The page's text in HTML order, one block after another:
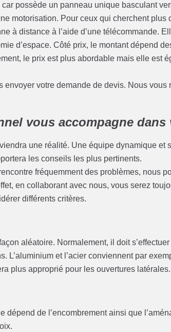
possède un panneau unique basculant
motorisation. Pour ceux qui cherchent plus
à distance à l’aide d’une télécommande.
d’espace. Côté prix, le montant dépend
le prix est plus abordable mais elle est
envoyer votre demande de devis. Nous
vous accompagne
une réalité. Une équipe dynamique et
les conseils les plus pertinents.
fréquemment des problèmes, nous
en collaborant avec nous, vous serez
différents critères.
aléatoire. Normalement, il doit
L’aluminium et l’acier conviennent par
plus approprié pour les ouvertures latérales.
dépend de l’encombrement ainsi que